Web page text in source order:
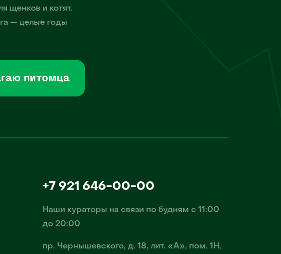
щенков и котят.
— целые годы
питомца
+7 921 646-00-00
Наши кураторы на связи по будням с 11:00
до 20:00
пр. Чернышевского, д. 18, лит. «А», пом. 1Н,